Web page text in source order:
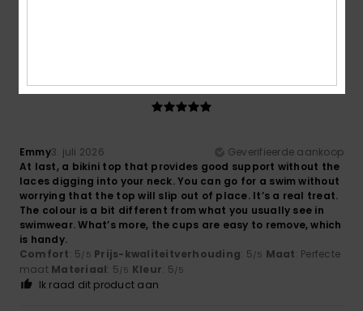
5/5
Emmy3. juli 2026
Geverifieerde aankoop
At last, a bikini top that provides good support without the
laces digging into your neck. You can go for a swim without
worrying that the top will slip out of place. It’s a real treat.
The colour is a bit different from what you usually see in
swimwear. What’s more, the cups are easy to remove, which
is handy.
Comfort: 5/5 Prijs-kwaliteitverhouding: 5/5 Maat: Perfecte
maat Materiaal: 5/5 Kleur: 5/5
Ik raad dit product aan